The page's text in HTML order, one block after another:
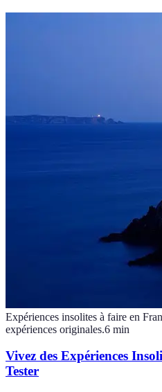
Expériences insolites à faire en
expériences originales.6 min
Vivez des Expériences
Tester